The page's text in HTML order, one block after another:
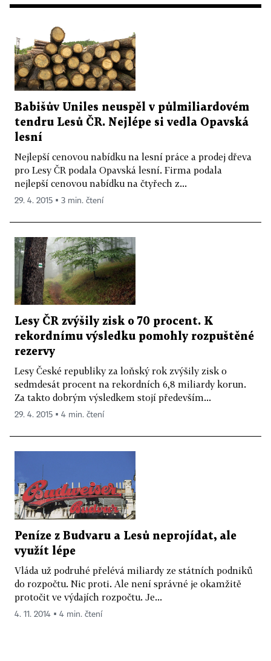
Babišův Uniles neuspěl v půlmiliardovém
tendru Lesů ČR. Nejlépe si vedla Opavská
lesní
Nejlepší cenovou nabídku na lesní práce a prodej dřeva
pro Lesy ČR podala Opavská lesní. Firma podala
nejlepší cenovou nabídku na čtyřech z...
29. 4. 2015 ▪ 3 min. čtení
Lesy ČR zvýšily zisk o 70 procent. K
rekordnímu výsledku pomohly rozpuštěné
rezervy
Lesy České republiky za loňský rok zvýšily zisk o
sedmdesát procent na rekordních 6,8 miliardy korun.
Za takto dobrým výsledkem stojí především...
29. 4. 2015 ▪ 4 min. čtení
Peníze z Budvaru a Lesů neprojídat, ale
využít lépe
Vláda už podruhé přelévá miliardy ze státních podniků
do rozpočtu. Nic proti. Ale není správné je okamžitě
protočit ve výdajích rozpočtu. Je...
4. 11. 2014 ▪ 4 min. čtení